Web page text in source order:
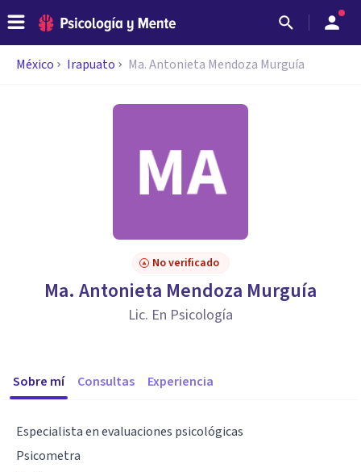
México Irapuato Ma. Antonieta Mendoza Murguía
No verificado
Ma. Antonieta Mendoza Murguía
Lic. En Psicología
Sobre mí Consultas Experiencia
Especialista en evaluaciones psicológicas
Psicometra